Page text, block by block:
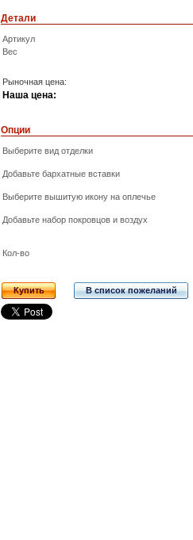
Детали
Артикул
Вес
Рыночная цена:
Наша цена:
Опции
Выберите вид отделки
Добавьте бархатные вставки
Выберите вышитую икону на оплечье
Добавьте набор покровцов и воздух
Кол-во
Купить В список пожеланий